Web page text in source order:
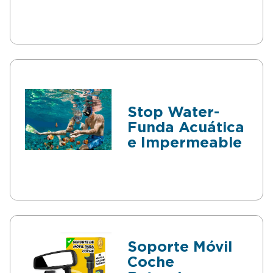
Stop Water-
Funda Acuática
e Impermeable
Soporte Móvil
Coche